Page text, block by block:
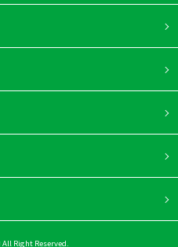
All Right Reserved.